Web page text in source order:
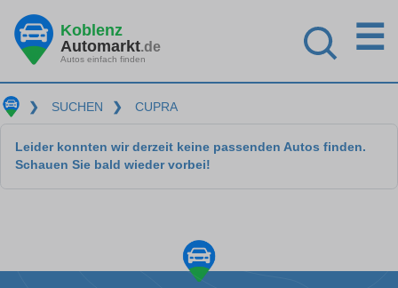
Koblenz
Automarkt.de
Autos einfach finden
☰
❯ SUCHEN ❯ CUPRA
Leider konnten wir derzeit keine passenden Autos finden.
Schauen Sie bald wieder vorbei!